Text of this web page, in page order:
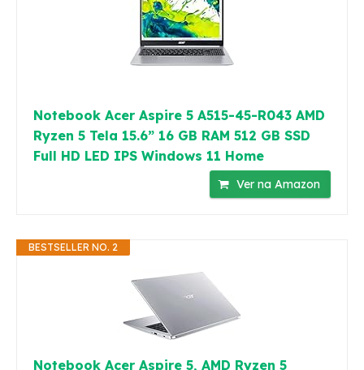
Notebook Acer Aspire 5 A515-45-R043 AMD
Ryzen 5 Tela 15.6” 16 GB RAM 512 GB SSD
Full HD LED IPS Windows 11 Home
Ver na Amazon
BESTSELLER NO. 2
Notebook Acer Aspire 5, AMD Ryzen 5